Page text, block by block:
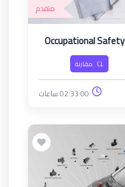
متقدم
Occupational
مقارنة
02:33:00 ساعات